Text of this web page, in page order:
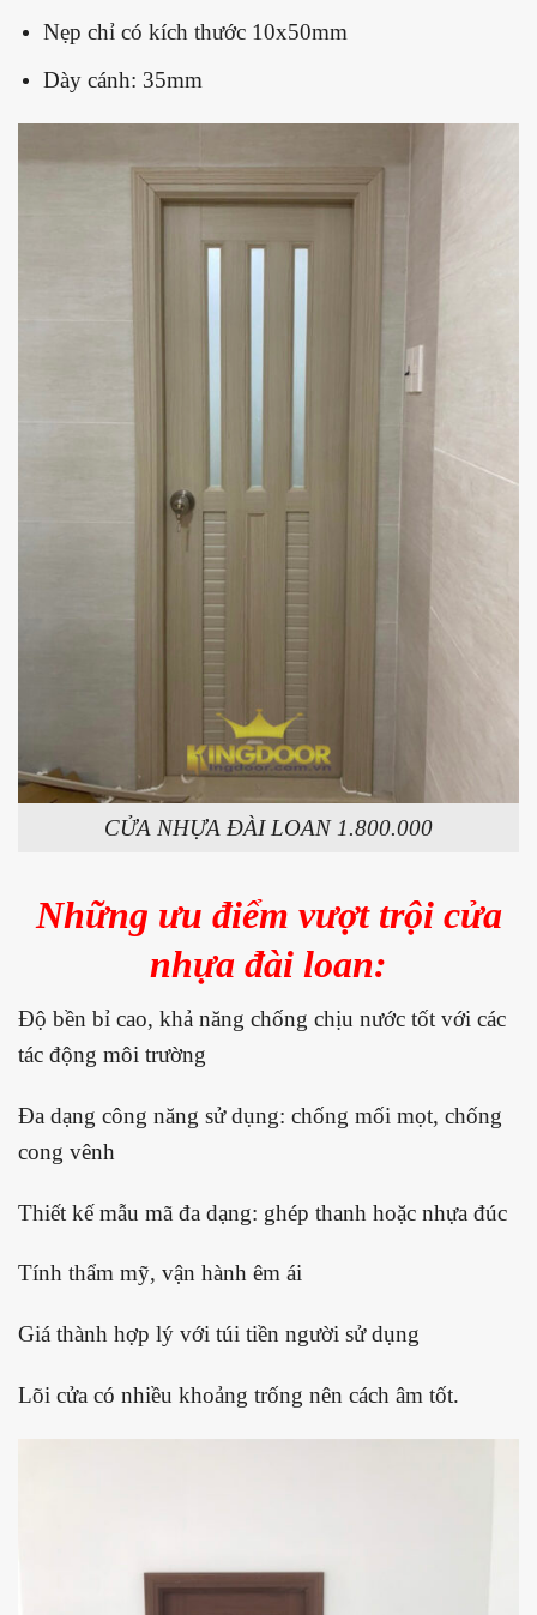
Nẹp chỉ có kích thước 10x50mm
Dày cánh: 35mm
CỬA NHỰA ĐÀI LOAN 1.800.000
Những ưu điểm vượt trội cửa
nhựa đài loan:
Độ bền bỉ cao, khả năng chống chịu nước tốt với các
tác động môi trường
Đa dạng công năng sử dụng: chống mối mọt, chống
cong vênh
Thiết kế mẫu mã đa dạng: ghép thanh hoặc nhựa đúc
Tính thẩm mỹ, vận hành êm ái
Giá thành hợp lý với túi tiền người sử dụng
Lõi cửa có nhiều khoảng trống nên cách âm tốt.